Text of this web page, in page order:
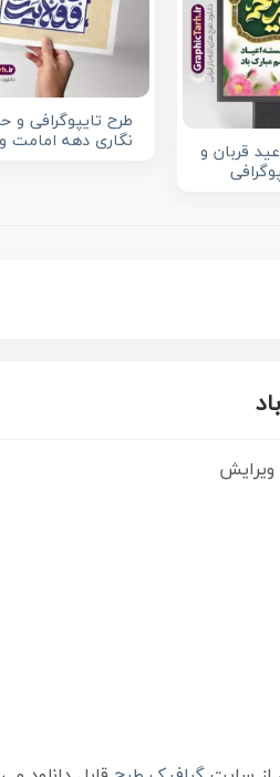
قربان و
طرح تایپوگرافی و
نگاری دهه امامت
ویرایش